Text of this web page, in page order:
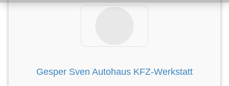
Gesper Sven Autohaus KFZ-Werkstatt